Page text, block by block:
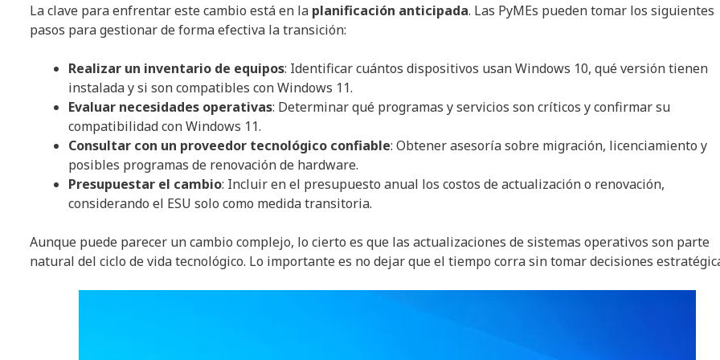
La clave para enfrentar este cambio está en la planificación anticipada. Las PyMEs pueden tomar los siguientes
pasos para gestionar de forma efectiva la transición:
Realizar un inventario de equipos: Identificar cuántos dispositivos usan Windows 10, qué versión tienen
instalada y si son compatibles con Windows 11.
Evaluar necesidades operativas: Determinar qué programas y servicios son críticos y confirmar su
compatibilidad con Windows 11.
Consultar con un proveedor tecnológico confiable: Obtener asesoría sobre migración, licenciamiento y
posibles programas de renovación de hardware.
Presupuestar el cambio: Incluir en el presupuesto anual los costos de actualización o renovación,
considerando el ESU solo como medida transitoria.
Aunque puede parecer un cambio complejo, lo cierto es que las actualizaciones de sistemas operativos son parte
natural del ciclo de vida tecnológico. Lo importante es no dejar que el tiempo corra sin tomar decisiones